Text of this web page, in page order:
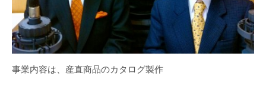
事業内容は、産直商品のカタログ製作